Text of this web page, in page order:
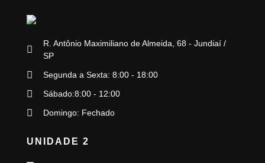
R. Antônio Maximiliano de Almeida, 68 - Jundiaí /
SP
Segunda a Sexta: 8:00 - 18:00
Sábado:8:00 - 12:00
Domingo: Fechado
UNIDADE 2